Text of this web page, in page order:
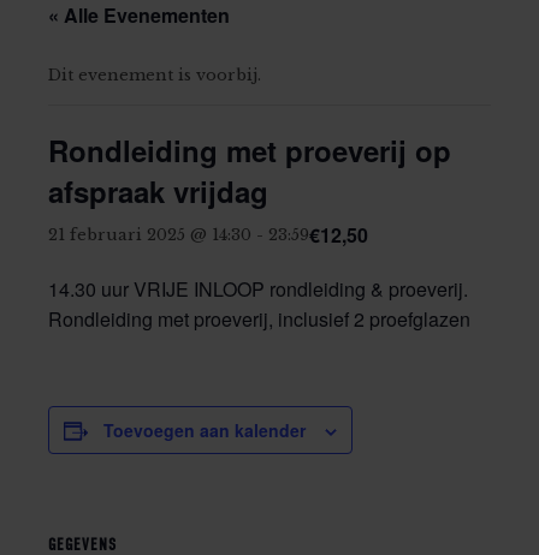
« Alle Evenementen
Dit evenement is voorbij.
Rondleiding met proeverij op
afspraak vrijdag
21 februari 2025 @ 14:30 - 23:59€12,50
14.30 uur VRIJE INLOOP rondleiding & proeverij.
Rondleiding met proeverij, inclusief 2 proefglazen
Toevoegen aan kalender
GEGEVENS